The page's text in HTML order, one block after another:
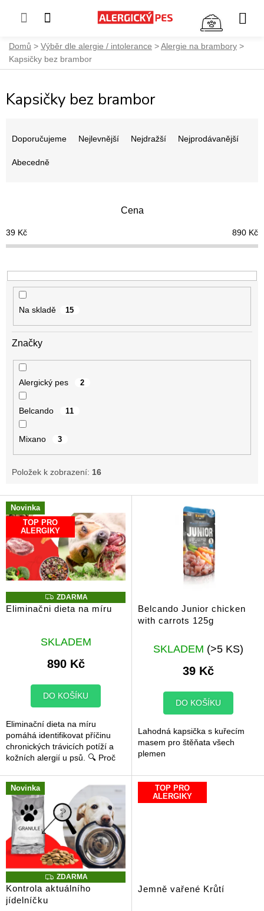
Přejít
obsah
Domů Výběr dle alergie / intolerance
Alergie na brambory
Kapsičky bez brambor
Kapsičky bez brambor
o
d
k
t
Doporučujeme Nejlevnější Nejdražší Nejprodávanější
Abecedně
Cena
39 Kč 890 Kč
Na skladě 15
Značky
Alergický pes 2
Belcando 11
Mixano 3
Položek k zobrazení: 16
V
ý
i
s
p
r
o
d
Novinka
TOP PRO
ALERGIKY
Z
D
A
A
ZDARMA
Eliminačni dieta na míru
Průměrné
hodnocení
produktu
je
z
SKLADEM
890 Kč
DO KOŠÍKU
Eliminační dieta na míru
pomáhá identifikovat příčinu
chronických trávicích potíží a
kožních alergií u psů. 🔍 Proč
Pokud váš pes trpí
opakovaným...
Belcando Junior chicken
with carrots 125g
SKLADEM (>5 KS)
39 Kč
DO KOŠÍKU
Lahodná kapsička s kuřecím
masem pro štěňata všech
plemen
Novinka
Z
D
A
ZDARMA
Kontrola aktuálního
jídelníčku
TOP PRO
ALERGIKY
Jemně vařené Krůtí